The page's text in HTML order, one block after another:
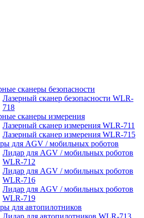
сканеры безопасности
Лазерный сканер безопасности WLR-
718
сканеры измерения
Лазерный сканер измерения WLR-711
Лазерный сканер измерения WLR-715
для AGV / мобильных роботов
Лидар для AGV / мобильных роботов
WLR-712
Лидар для AGV / мобильных роботов
WLR-716
Лидар для AGV / мобильных роботов
WLR-719
для автопилотников
Лидар для автопилотников WLR-713